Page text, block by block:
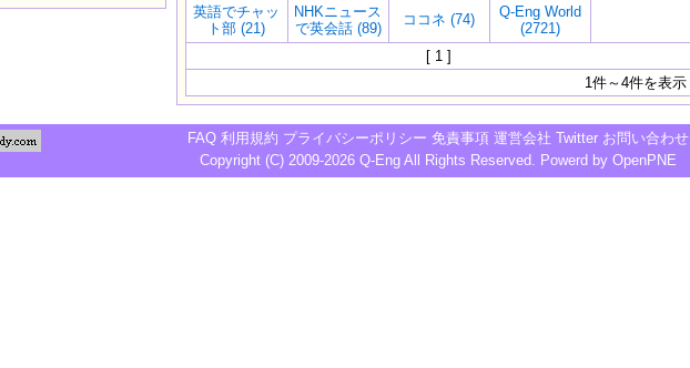
英語でチャッ
ト部 (21)
NHKニュース
で英会話 (89)
ココネ (74)
Q-Eng World
(2721)
[ 1 ]
1件～4件を表示
FAQ 利用規約 プライバシーポリシー 免責事項 運営会社 Twitter お問い合わせ
Copyright (C) 2009-2026 Q-Eng All Rights Reserved. Powerd by OpenPNE